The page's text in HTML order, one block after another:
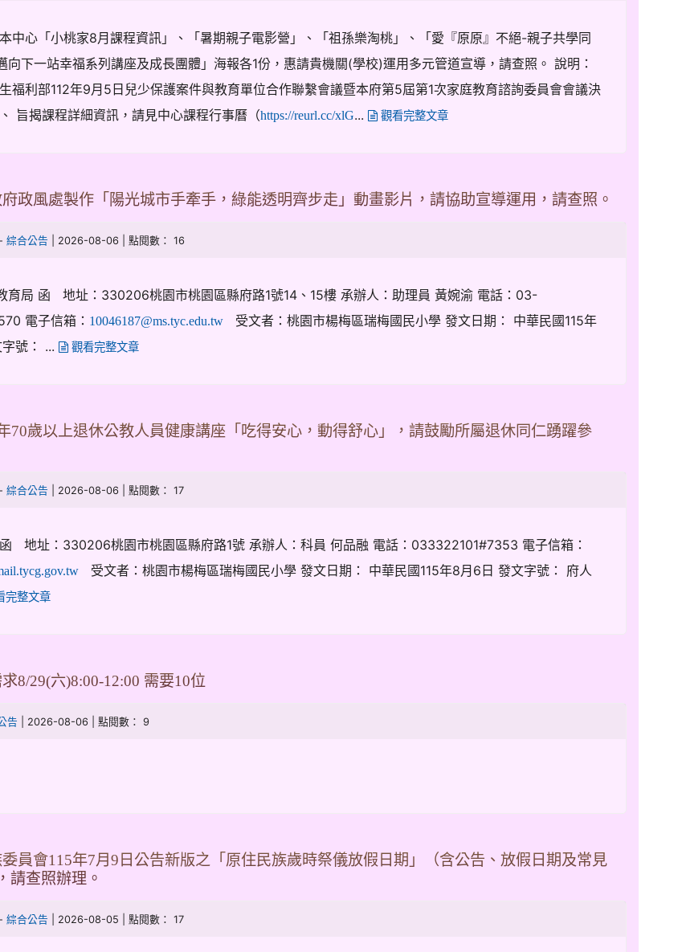
中心「小桃家8月課程資訊」、「暑期親子電影營」、「祖孫樂淘桃」、「愛『原原』不絕-親子共學同
向下一站幸福系列講座及成長團體」海報各1份，惠請貴機關(學校)運用多元管道宣導，請查照。 說明：
福利部112年9月5日兒少保護案件與教育單位合作聯繫會議暨本府第5屆第1次家庭教育諮詢委員會會議決
旨揭課程詳細資訊，請見中心課程行事曆（https://reurl.cc/xlG... 觀看完整文章
政風處製作「陽光城市手牽手，綠能透明齊步走」動畫影片，請協助宣導運用，請查照。
-綜合公告 | 2026-08-06 | 點閱數： 16
育局 函 地址：330206桃園市桃園區縣府路1號14、15樓 承辦人：助理員 黃婉渝 電話：03-
電子信箱： 10046187@ms.tyc.edu.tw受文者：桃園市楊梅區瑞梅國民小學 發文日期： 中華民國115年
號： ...
觀看完整文章
70歲以上退休公教人員健康講座「吃得安心，動得舒心」，請鼓勵所屬退休同仁踴躍參
-綜合公告 | 2026-08-06 | 點閱數： 17
地址：330206桃園市桃園區縣府路1號 承辦人：科員 何品融 電話：033322101#7353 電子信箱：
受文者：桃園市楊梅區瑞梅國民小學 發文日期： 中華民國115年8月6日 發文字號： 府人
完整文章
8/29(六)8:00-12:00 需要10位
告 | 2026-08-06 | 點閱數： 9
員會115年7月9日公告新版之「原住民族歲時祭儀放假日期」（含公告、放假日期及常見
請查照辦理。
-綜合公告 | 2026-08-05 | 點閱數： 17